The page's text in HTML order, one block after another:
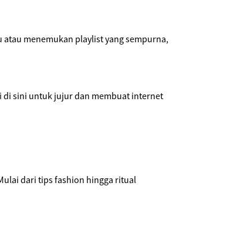
menemukan playlist yang sempurna,
di sini untuk jujur dan membuat internet
dari tips fashion hingga ritual